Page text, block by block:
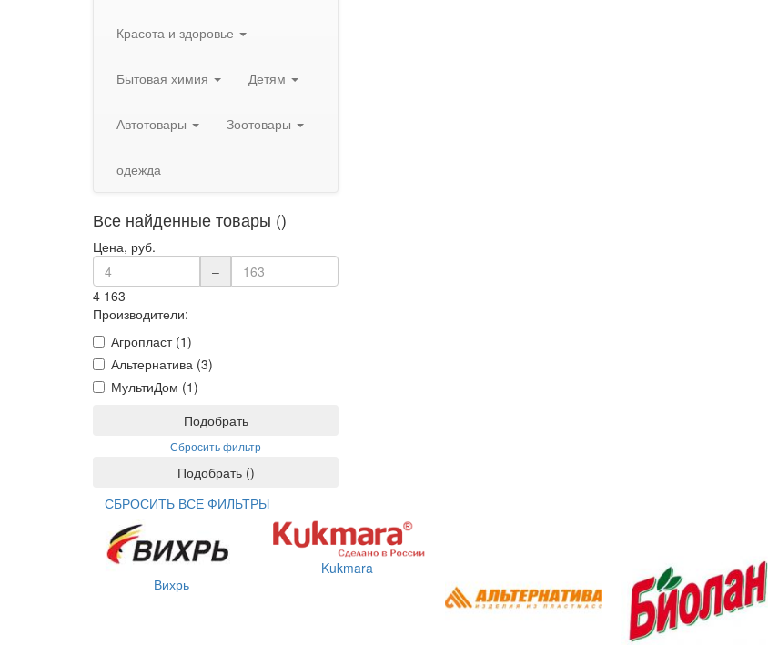
Красота и здоровье
Бытовая химия Детям
Автотовары Зоотовары
одежда
Все найденные товары ()
Цена, руб.
–
4 163
Производители:
Агропласт (1)
Альтернатива (3)
МультиДом (1)
Подобрать
Сбросить фильтр
Подобрать ()
СБРОСИТЬ ВСЕ ФИЛЬТРЫ
Вихрь
Kukmara